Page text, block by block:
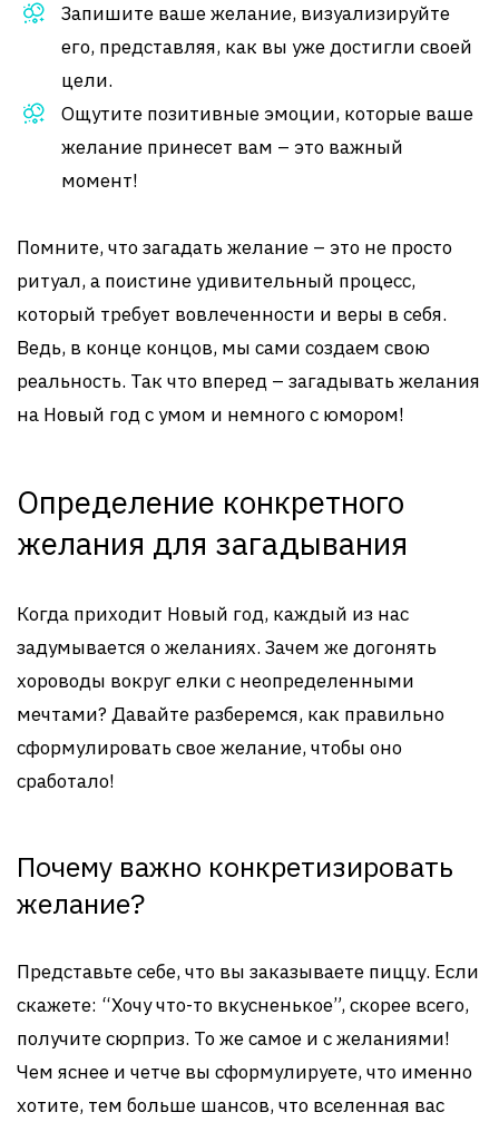
Запишите ваше желание, визуализируйте
его, представляя, как вы уже достигли своей
цели.
Ощутите позитивные эмоции, которые ваше
желание принесет вам – это важный
момент!
Помните, что загадать желание – это не просто
ритуал, а поистине удивительный процесс,
который требует вовлеченности и веры в себя.
Ведь, в конце концов, мы сами создаем свою
реальность. Так что вперед – загадывать желания
на Новый год с умом и немного с юмором!
Определение конкретного
желания для загадывания
Когда приходит Новый год, каждый из нас
задумывается о желаниях. Зачем же догонять
хороводы вокруг елки с неопределенными
мечтами? Давайте разберемся, как правильно
сформулировать свое желание, чтобы оно
сработало!
Почему важно конкретизировать
желание?
Представьте себе, что вы заказываете пиццу. Если
скажете: “Хочу что-то вкусненькое”, скорее всего,
получите сюрприз. То же самое и с желаниями!
Чем яснее и четче вы сформулируете, что именно
хотите, тем больше шансов, что вселенная вас